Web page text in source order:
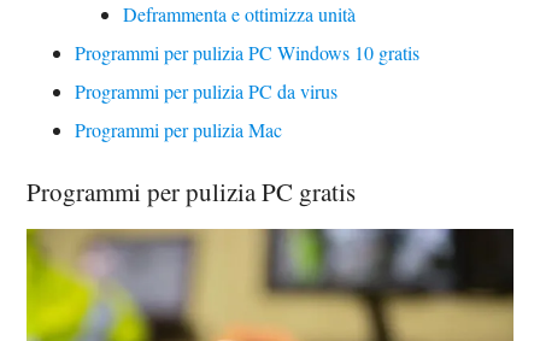
Deframmenta e ottimizza unità
Programmi per pulizia PC Windows 10 gratis
Programmi per pulizia PC da virus
Programmi per pulizia Mac
Programmi per pulizia PC gratis